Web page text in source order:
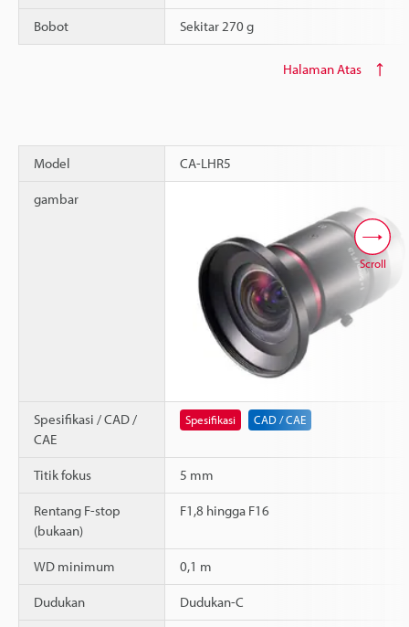
Bobot Sekitar 270 g
Halaman Atas
Model CA-LHR5
gambar
Spesifikasi / CAD /
CAE
Spesifikasi CAD / CAE
Titik fokus 5 mm
Rentang F-stop
(bukaan)
F1,8 hingga F16
WD minimum 0,1 m
Dudukan Dudukan-C
Scroll